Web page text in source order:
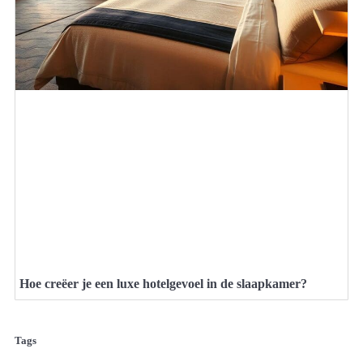
Hoe creëer je een luxe hotelgevoel in de slaapkamer?
Tags